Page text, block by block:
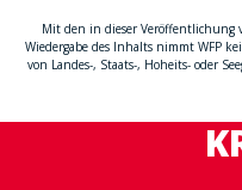
Mit den in dieser Veröffentlichung
Wiedergabe des Inhalts nimmt WFP
von Landes-, Staats-, Hoheits- oder